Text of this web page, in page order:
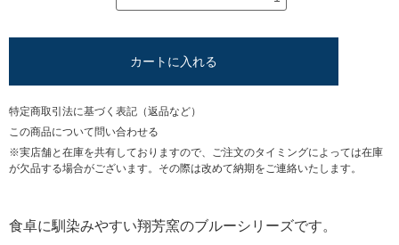
カートに入れる
特定商取引法に基づく表記（返品など）
この商品について問い合わせる
※実店舗と在庫を共有しておりますので、ご注文のタイミングによっては在庫
が欠品する場合がございます。その際は改めて納期をご連絡いたします。
食卓に馴染みやすい翔芳窯のブルーシリーズです。